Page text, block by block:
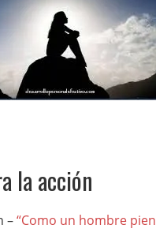
la acción
–“Como un hombre